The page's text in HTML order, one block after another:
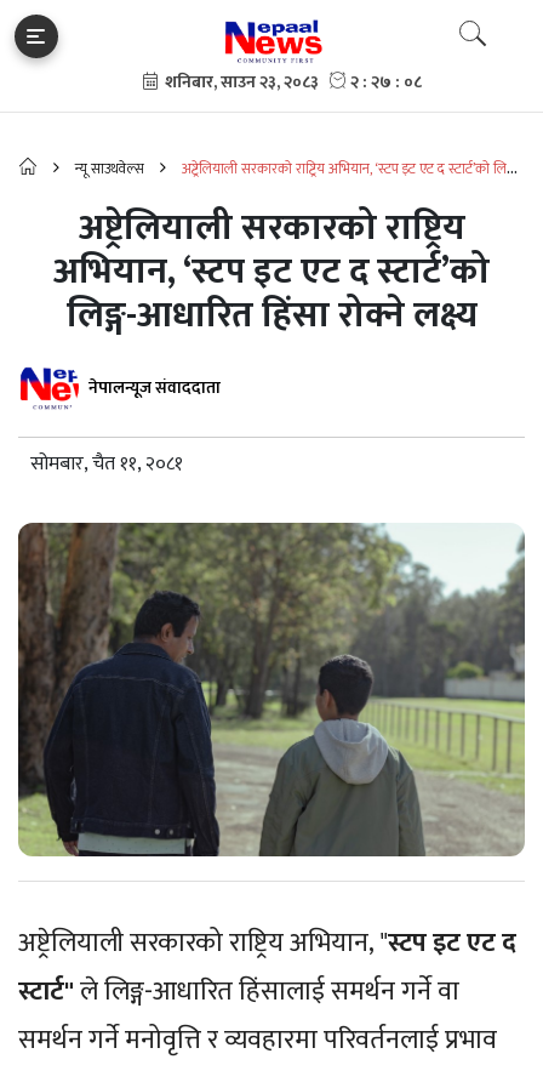
न्यू साउथवेल्स
अष्ट्रेलियाली सरकारको राष्ट्रिय अभियान, ‘स्टप इट एट द स्टार्ट’को लिङ्ग-
आधारित हिंसा रोक्ने लक्ष्य
अष्ट्रेलियाली सरकारको राष्ट्रिय
अभियान, ‘स्टप इट एट द स्टार्ट’को
लिङ्ग-आधारित हिंसा रोक्ने लक्ष्य
नेपालन्यूज संवाददाता
सोमबार, चैत ११, २०८१
अष्ट्रेलियाली सरकारको राष्ट्रिय अभियान, "स्टप इट एट द
स्टार्ट"ले लिङ्ग-आधारित हिंसालाई समर्थन गर्ने वा
समर्थन गर्ने मनोवृत्ति र व्यवहारमा परिवर्तनलाई प्रभाव